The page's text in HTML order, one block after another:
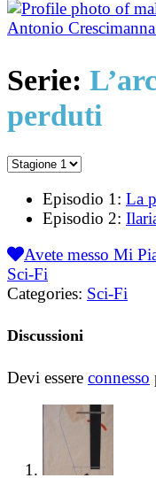
Antonio Crescimanna
Serie:
perduti
Episodio 1: La
Episodio 2:
Avete messo Mi
Sci-Fi
Categories: Sci-Fi
Discussioni
Devi essere connesso